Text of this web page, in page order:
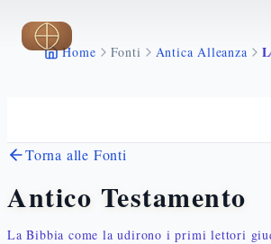
Vai al contenuto principale
Home Fonti Antica Alleanza
Torna alle Fonti
Antico Testamento
La Bibbia come la udirono i primi lettori